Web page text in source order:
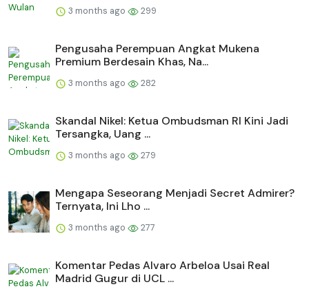
3 months ago 299
Pengusaha Perempuan Angkat Mukena
Premium Berdesain Khas, Na...
3 months ago 282
Skandal Nikel: Ketua Ombudsman RI Kini Jadi
Tersangka, Uang ...
3 months ago 279
Mengapa Seseorang Menjadi Secret Admirer?
Ternyata, Ini Lho ...
3 months ago 277
Komentar Pedas Alvaro Arbeloa Usai Real
Madrid Gugur di UCL ...